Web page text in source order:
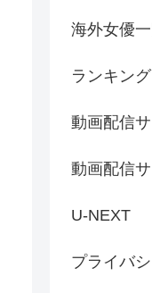
海外女優
ランキン
動画配信
動画配信
U-NEXT
プライバ